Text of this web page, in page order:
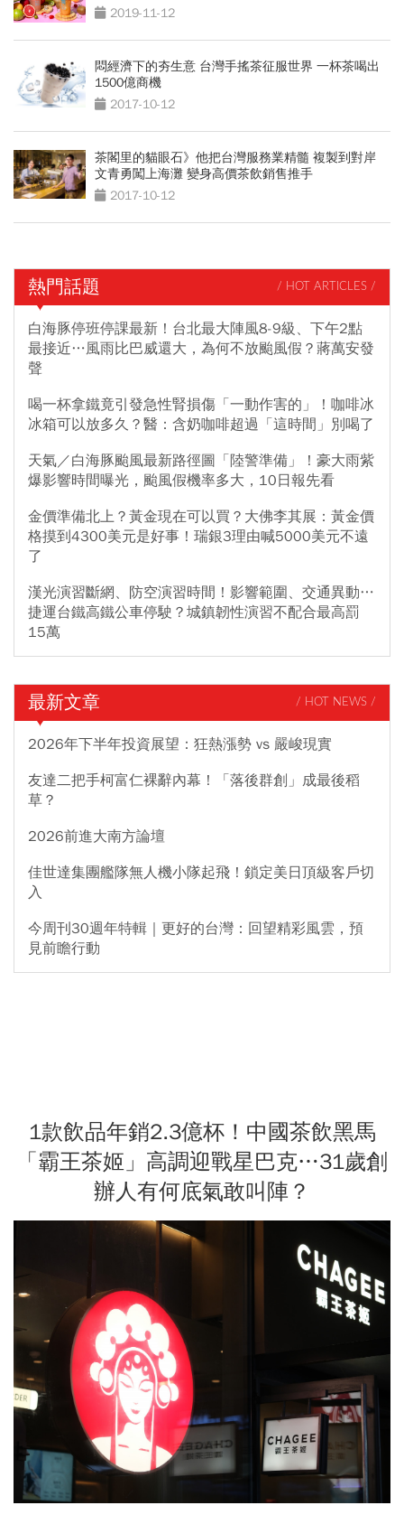
2019-11-12
悶經濟下的夯生意 台灣手搖茶征服世界 一杯茶喝出
1500億商機
2017-10-12
茶閣里的貓眼石》他把台灣服務業精髓 複製到對岸
文青勇闖上海灘 變身高價茶飲銷售推手
2017-10-12
熱門話題 / HOT ARTICLES /
白海豚停班停課最新！台北最大陣風8-9級、下午2點
最接近…風雨比巴威還大，為何不放颱風假？蔣萬安發
聲
喝一杯拿鐵竟引發急性腎損傷「一動作害的」！咖啡冰
冰箱可以放多久？醫：含奶咖啡超過「這時間」別喝了
天氣／白海豚颱風最新路徑圖「陸警準備」！豪大雨紫
爆影響時間曝光，颱風假機率多大，10日報先看
金價準備北上？黃金現在可以買？大佛李其展：黃金價
格摸到4300美元是好事！瑞銀3理由喊5000美元不遠
了
漢光演習斷網、防空演習時間！影響範圍、交通異動…
捷運台鐵高鐵公車停駛？城鎮韌性演習不配合最高罰
15萬
最新文章 / HOT NEWS /
2026年下半年投資展望：狂熱漲勢 vs 嚴峻現實
友達二把手柯富仁裸辭內幕！「落後群創」成最後稻
草？
2026前進大南方論壇
佳世達集團艦隊無人機小隊起飛！鎖定美日頂級客戶切
入
今周刊30週年特輯｜更好的台灣：回望精彩風雲，預
見前瞻行動
1款飲品年銷2.3億杯！中國茶飲黑馬
「霸王茶姬」高調迎戰星巴克…31歲創
辦人有何底氣敢叫陣？